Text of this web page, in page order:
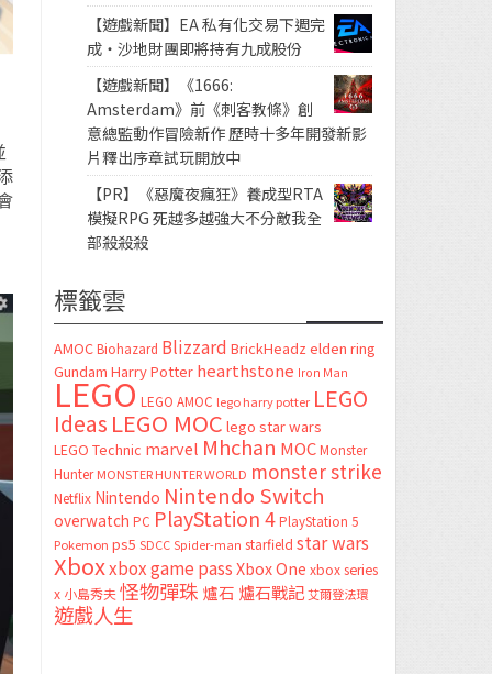
【遊戲新聞】EA 私有化交易下週完
成・沙地財團即將持有九成股份
【遊戲新聞】《1666:
Amsterdam》前《刺客教條》創
意總監動作冒險新作 歷時十多年開發新影
片釋出序章試玩開放中
【PR】《惡魔夜瘋狂》養成型RTA
模擬RPG 死越多越強大不分敵我全
部殺殺殺
標籤雲
AMOC Biohazard Blizzard BrickHeadz elden ring
Gundam Harry Potter hearthstone Iron Man
LEGO LEGO AMOC lego harry potter LEGO
Ideas LEGO MOC lego star wars
LEGO Technic marvel Mhchan MOC Monster
Hunter MONSTER HUNTER WORLD monster strike
Netflix Nintendo Nintendo Switch
overwatch PC PlayStation 4 PlayStation 5
Pokemon ps5 SDCC Spider-man starfield star wars
Xboxxbox game passXbox One xbox series
x 小島秀夫怪物彈珠 爐石 爐石戰記艾爾登法環
遊戲人生